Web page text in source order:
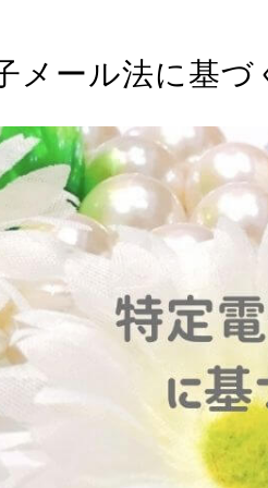
メール法に基づ